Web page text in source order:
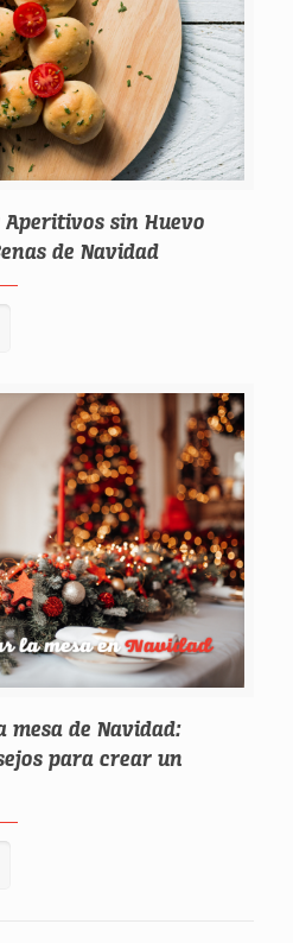
sin Huevo
de Navidad
mesa de Navidad:
para crear un